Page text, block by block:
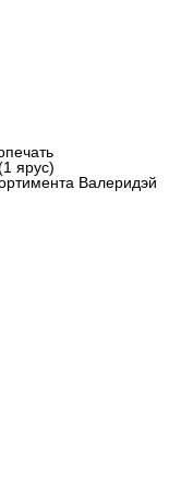
ярус)
Валеридэй